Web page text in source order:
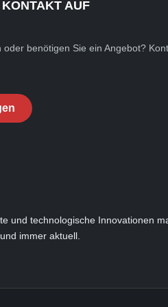
AUF
oder benötigen Sie ein Angebot?
und technologische Innovationen
immer aktuell.